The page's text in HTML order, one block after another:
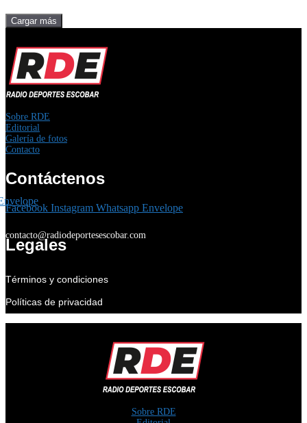
Cargar más
Sobre RDE
Editorial
Galería de fotos
Contacto
Contáctenos
Facebook Instagram Whatsapp Envelope
contacto@radiodeportesescobar.com
Legales
Términos y condiciones
Políticas de privacidad
Sobre RDE